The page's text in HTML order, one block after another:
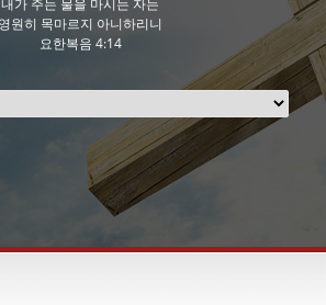
내가 주는 물을 마시는 자는
영원히 목마르지 아니하리니
요한복음 4:14